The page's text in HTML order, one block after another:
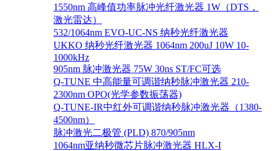
1550nm 高峰值功率脉冲光纤激光器 1W（DTS，
激光雷达）
532/1064nm EVO-UC-NS 纳秒光纤激光器
UKKO 纳秒光纤激光器 1064nm 200uJ 10W 10-
1000kHz
905nm 脉冲激光器 75W 30ns ST/FC可选
Q-TUNE 中高能量可调谐纳秒脉冲激光器 210-
2300nm OPO(光学参数振荡器)
Q-TUNE-IR中红外可调谐纳秒脉冲激光器（1380-
4500nm）
脉冲激光二极管 (PLD) 870/905nm
1064nm亚纳秒微芯片脉冲激光器 HLX-I